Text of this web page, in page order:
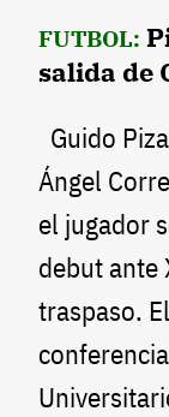
FUTBOL:
salida de
Guido
Ángel
el jugador
debut ante
traspaso.